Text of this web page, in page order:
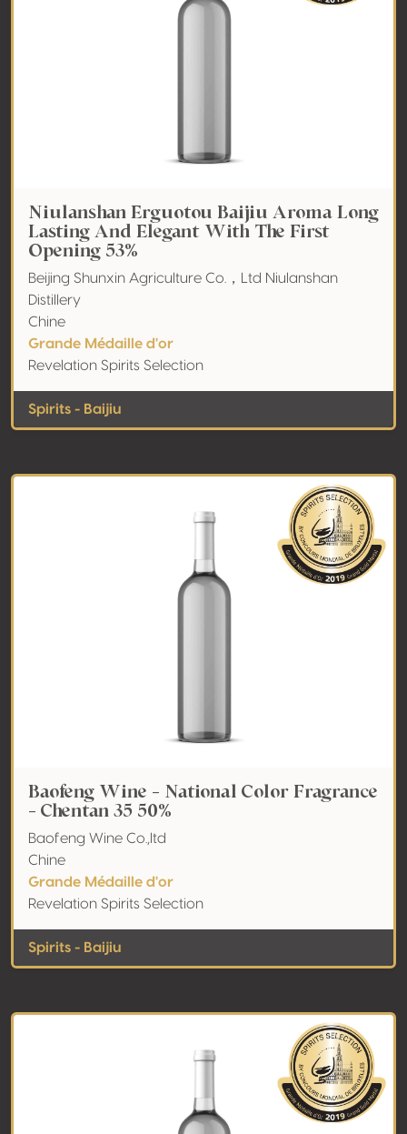
Niulanshan Erguotou Baijiu Aroma Long
Lasting And Elegant With The First
Opening 53%
Beijing Shunxin Agriculture Co.，Ltd Niulanshan
Distillery
Chine
Grande Médaille d'or
Revelation Spirits Selection
Spirits - Baijiu
Baofeng Wine - National Color Fragrance
- Chentan 35 50%
Baofeng Wine Co.,ltd
Chine
Grande Médaille d'or
Revelation Spirits Selection
Spirits - Baijiu